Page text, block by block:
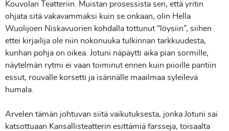
Kouvolan Teatteriin. Muistan prosessista sen, että yritin
ohjata sitä vakavammaksi kuin se onkaan, olin Hella
Wuolijoen Niskavuorien kohdalla tottunut “löysiin”, siihen
ettei kirjailija ole niin nokonuuka tulkinnan tarkkuudesta,
kunhan pohja on oikea. Jotuni näpäytti aika pian sormille,
näytelmän rytmi ei vaan toiminut ennen kuin piioille pantiin
essut, rouvalle korsetti ja isännälle maailmaa syleilevä
humala.
Arvelen tämän johtuvan siitä vaikutuksesta, jonka Jotuni sai
katsottuaan Kansallisteatterin esittämiä farsseja, toisaalta